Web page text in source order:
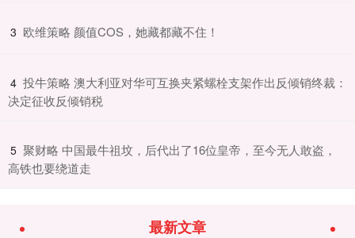
3 ​欧维策略 颜值COS，她藏都藏不住！
4 ​投牛策略 澳大利亚对华可互换夹紧螺栓支架作出反倾销终裁：
决定征收反倾销税
5 ​聚财略 中国最牛祖坟，后代出了16位皇帝，至今无人敢盗，
高铁也要绕道走
最新文章